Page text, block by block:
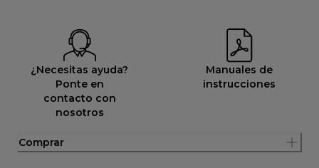
¿Necesitas ayuda?
Ponte en
contacto con
nosotros
Manuales de
instrucciones
Comprar